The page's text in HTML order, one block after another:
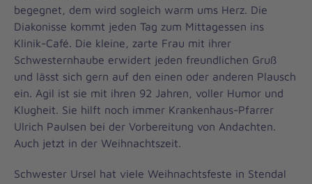
begegnet, dem wird sogleich warm ums Herz. Die
Diakonisse kommt jeden Tag zum Mittagessen ins
Klinik-Café. Die kleine, zarte Frau mit ihrer
Schwesternhaube erwidert jeden freundlichen Gruß
und lässt sich gern auf den einen oder anderen Plausch
ein. Agil ist sie mit ihren 92 Jahren, voller Humor und
Klugheit. Sie hilft noch immer Krankenhaus-Pfarrer
Ulrich Paulsen bei der Vorbereitung von Andachten.
Auch jetzt in der Weihnachtszeit.
Schwester Ursel hat viele Weihnachtsfeste in Stendal